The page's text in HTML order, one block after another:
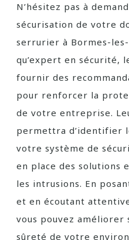
N’hésitez pas à
sécurisation de votre
serrurier à Bormes-
qu’expert en sécurité,
fournir des
pour renforcer la
de votre entreprise.
permettra d’identifier
votre système de
en place des solutions
les intrusions. En
et en écoutant
vous pouvez
sûreté de votre